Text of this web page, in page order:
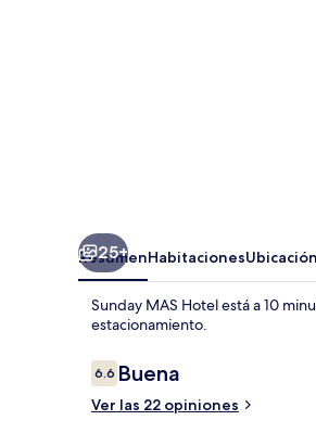
25+
ResumenHabitacionesUbicación
Sunday MAS Hotel está a 10
estacionamiento.
Opiniones
6.66.6 de 10,
Buena
Ver las 22 opiniones